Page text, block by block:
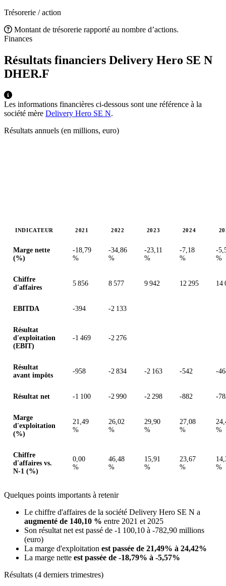
Trésorerie / action
Montant de trésorerie rapporté au nombre d’actions.
Finances
Résultats financiers Delivery Hero SE N
DHER.F
Les informations financières ci-dessous sont une référence à la
société mère Delivery Hero SE N.
Résultats annuels (en millions, euro)
INDICATEUR 2021 2022 2023 2024
Marge nette
(%)
-18,79
%
-34,86
%
-23,11
%
-7,18
%
-
%
Chiffre
d'affaires
5 856 8 577 9 942 12 295 14
EBITDA -394 -2 133
Résultat
d'exploitation
(EBIT)
-1 469 -2 276
Résultat
avant impôts
-958 -2 834 -2 163 -542 -
Résultat net -1 100 -2 990 -2 298 -882 -
Marge
d'exploitation
(%)
21,49
%
26,02
%
29,90
%
27,08
%
%
Chiffre
d'affaires vs.
N-1 (%)
0,00
%
46,48
%
15,91
%
23,67
%
%
Quelques points importants à retenir
Le chiffre d'affaires de la société Delivery Hero SE N a
augmenté de 140,10 % entre 2021 et 2025
Son résultat net est passé de -1 100,10 à -782,90 millions
(euro)
La marge d'exploitation est passée de 21,49% à 24,42%
La marge nette est passée de -18,79% à -5,57%
Résultats (4 derniers trimestres)